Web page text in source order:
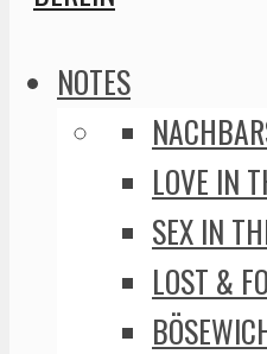
NOTES
LOVE IN
SEX IN
LOST &